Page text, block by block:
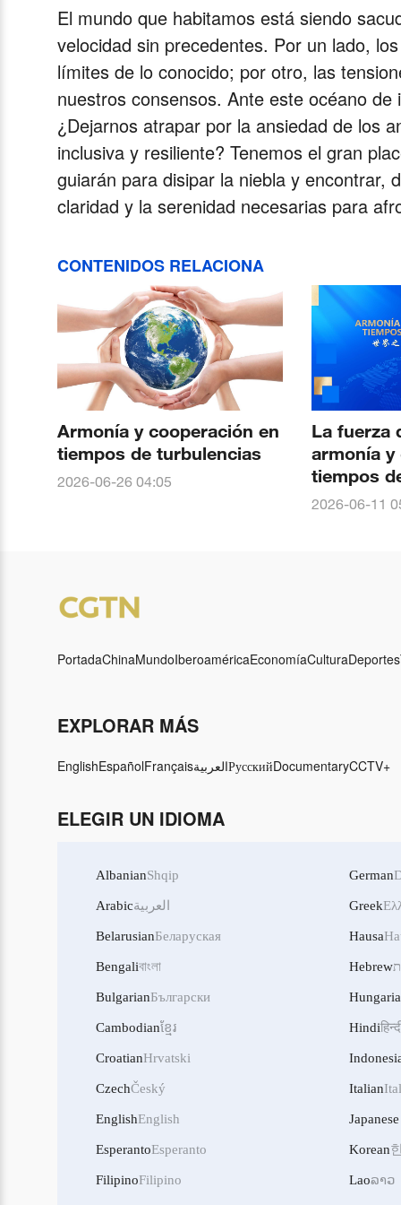
Video
El mundo que habitamos está siendo
velocidad sin precedentes. Por un lado,
límites de lo conocido; por otro, las
nuestros consensos. Ante este océano
¿Dejarnos atrapar por la ansiedad de los
inclusiva y resiliente? Tenemos el gran
guiarán para disipar la niebla y encontrar,
claridad y la serenidad necesarias para
CONTENIDOS RELACIONA
Armonía y cooperación en
tiempos de turbulencias
2026-06-26 04:05
La fuerza
armonía y
tiempos
2026-06-11
PortadaChinaMundoIberoaméricaEconomíaCulturaDeportes
EXPLORAR MÁS
EnglishEspañolFrançaisالعربيةРусскийDocumentaryCCTV+
ELEGIR UN IDIOMA
AlbanianShqip
Arabicالعربية
BelarusianБеларуская
Bengaliবাংলা
BulgarianБългарски
Cambodianខ្មែរ
CroatianHrvatski
CzechČeský
EnglishEnglish
EsperantoEsperanto
FilipinoFilipino
German
Greek
Hausa
Hebrew
Hindi
Italian
Japanese
Korean
Laoລາວ